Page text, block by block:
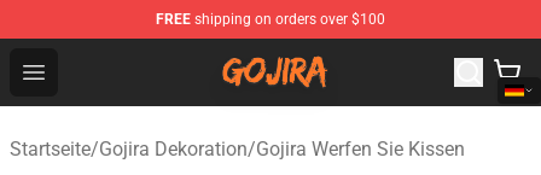
FREE shipping on orders over $100
Open menu
Gojira Shop - Official Gojira Merchandise Store
Startseite/Gojira Dekoration/Gojira Werfen Sie Kissen